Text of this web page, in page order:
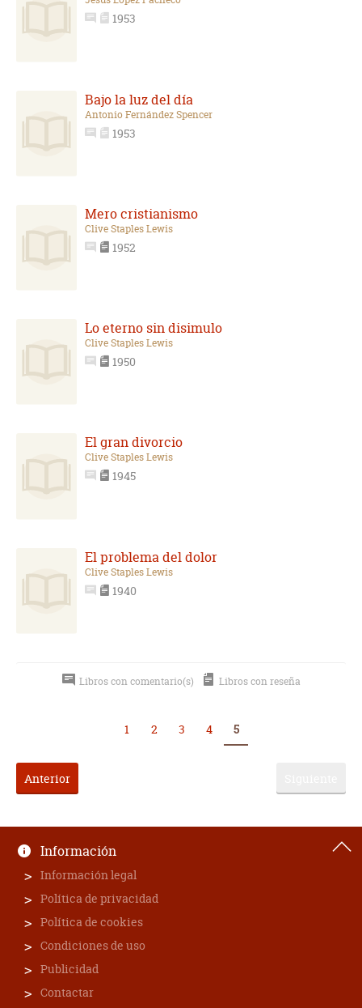
1953
Bajo la luz del día
Antonio Fernández Spencer
1953
Mero cristianismo
Clive Staples Lewis
1952
Lo eterno sin disimulo
Clive Staples Lewis
1950
El gran divorcio
Clive Staples Lewis
1945
El problema del dolor
Clive Staples Lewis
1940
Libros con comentario(s) Libros con reseña
Anterior
1 2 3 4 5
Información
Información legal
Política de privacidad
Política de cookies
Condiciones de uso
Publicidad
Contactar